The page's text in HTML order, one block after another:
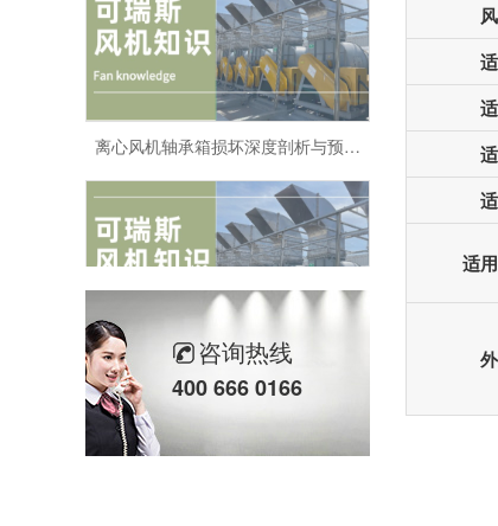
适
离心风机轴承箱损坏深度剖析与预防策略
咨询热线
400 666 0166